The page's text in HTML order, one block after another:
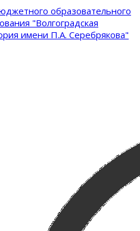
образовательного
"Волгоградская
имени П.А. Серебрякова"